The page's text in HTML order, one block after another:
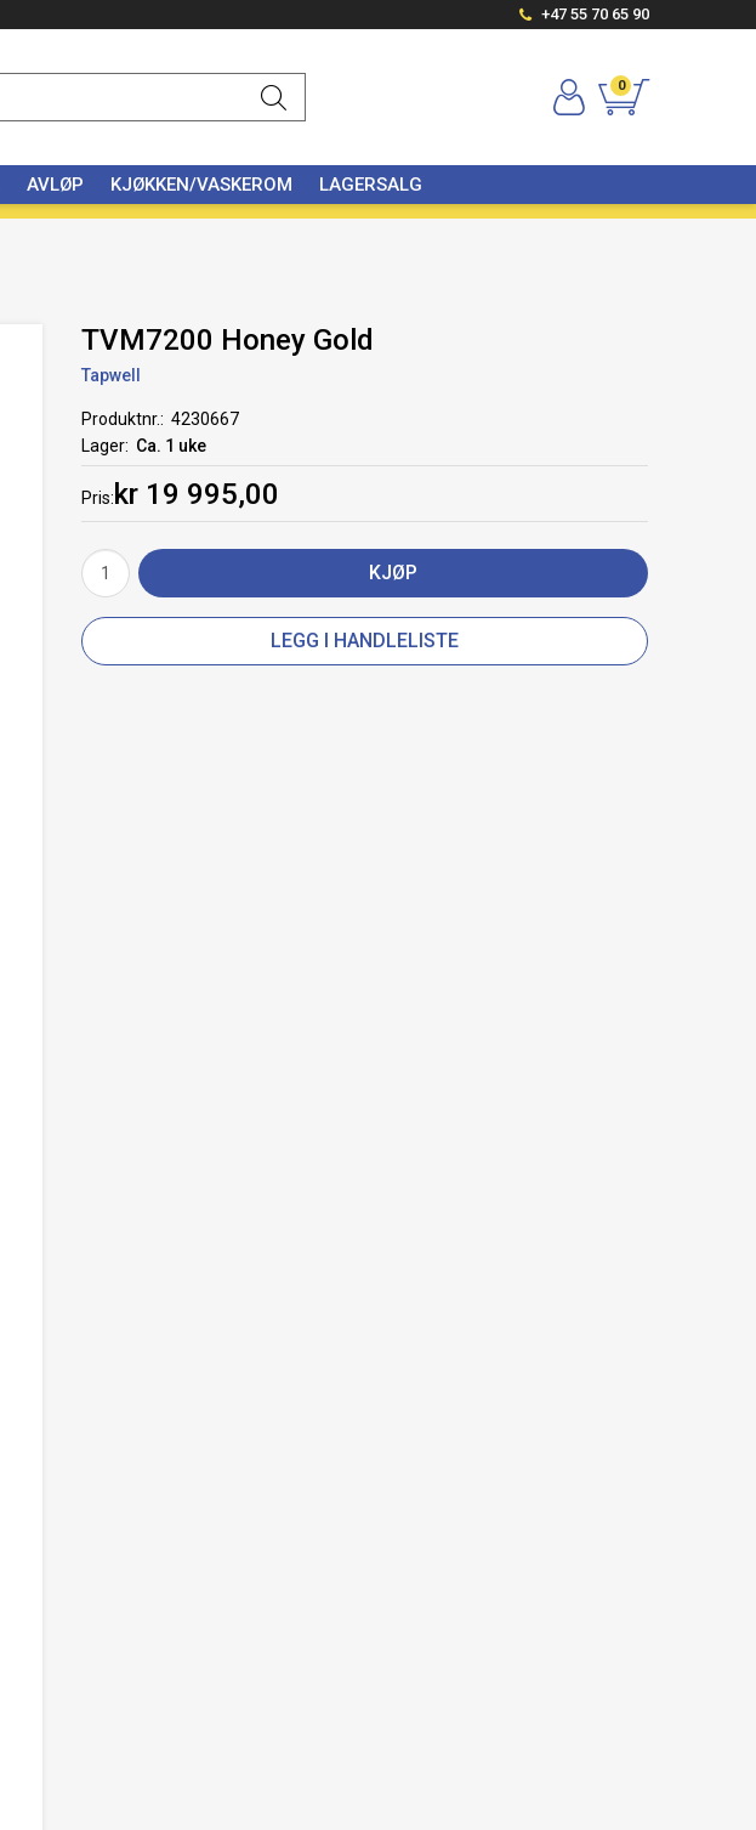
+47 55 70 65 90
0
AVLØP KJØKKEN/VASKEROM LAGERSALG
TVM7200 Honey Gold
Tapwell
Produktnr.
4230667
Lager
Ca. 1 uke
Pris kr 19 995,00
KJØP
LEGG I HANDLELISTE